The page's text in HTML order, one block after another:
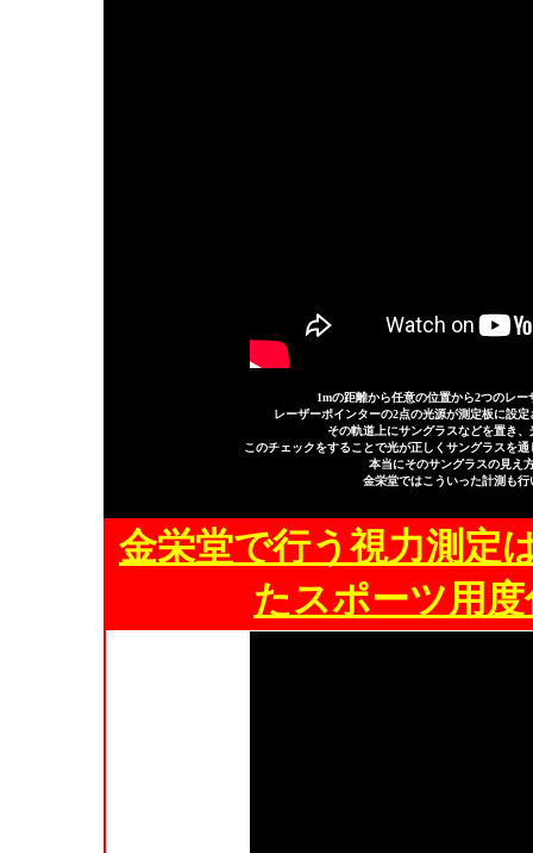
1mの距離から任意の位置から2つのレ
レーザーポインターの2点の光源が測定板に設
その軌道上にサングラスなどを置き
このチェックをすることで光が正しくサングラスを
本当にそのサングラスの見え
金栄堂ではこういった計測も
金栄堂で行う視力測定
たスポーツ用